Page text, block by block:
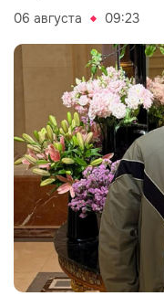
06 августа 09:23